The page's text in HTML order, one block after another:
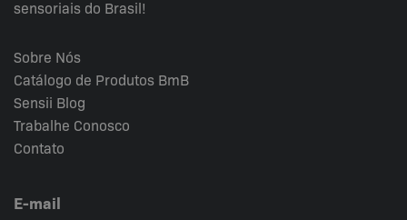
sensoriais do Brasil!
Sobre Nós
Catálogo de Produtos BmB
Sensii Blog
Trabalhe Conosco
Contato
E-mail